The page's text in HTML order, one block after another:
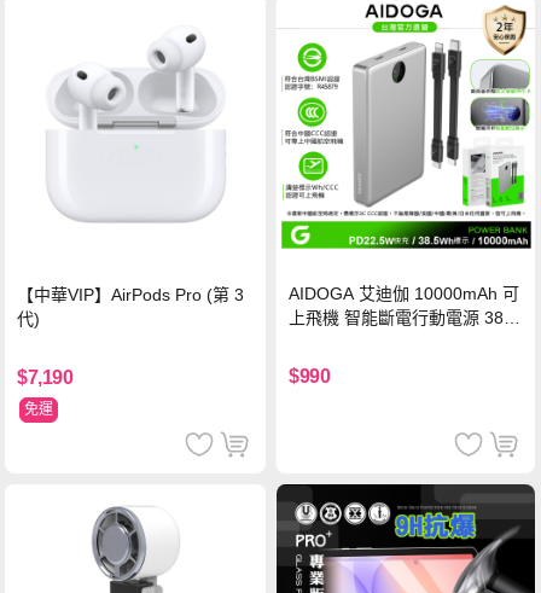
【中華VIP】AirPods Pro (第 3
代)
$7,190
免運
AIDOGA 艾迪伽 10000mAh 可
上飛機 智能斷電行動電源 38.5
灣BSMI/中國CCC/歐美CE/FCC
認證
$990